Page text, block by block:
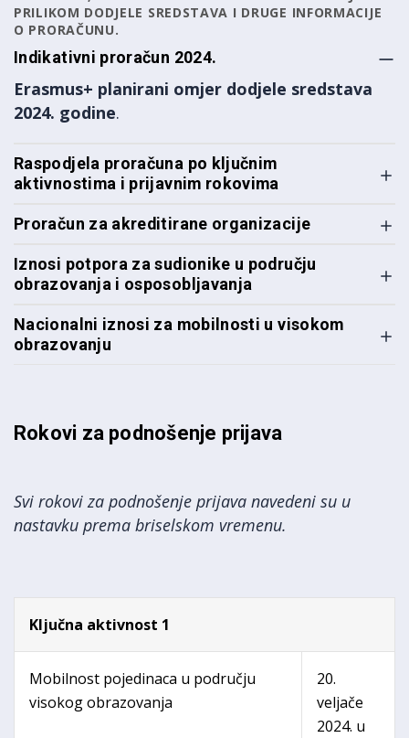
PRILIKOM DODJELE SREDSTAVA I DRUGE INFORMACIJE
O PRORAČUNU.
Indikativni proračun 2024.
Erasmus+ planirani omjer dodjele sredstava
2024. godine.
Raspodjela proračuna po ključnim
aktivnostima i prijavnim rokovima
Proračun za akreditirane organizacije
Iznosi potpora za sudionike u području
obrazovanja i osposobljavanja
Nacionalni iznosi za mobilnosti u visokom
obrazovanju
Rokovi za podnošenje prijava
Svi rokovi za podnošenje prijava navedeni su u
nastavku prema briselskom vremenu.
Ključna aktivnost 1
Mobilnost pojedinaca u području
visokog obrazovanja
20.
veljače
2024. u